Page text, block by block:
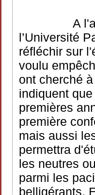
A
l’Université
réfléchir sur
voulu
ont cherché
indiquent
premières
première
mais aussi
permettra
les neutres
parmi les
belligérants.